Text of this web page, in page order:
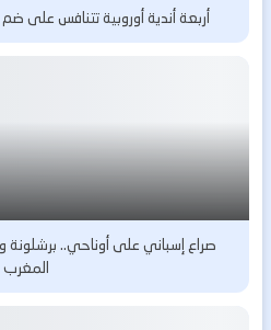
أربعة أندية أوروبية تتنافس على
صراع إسباني على أوناحي..
المغرب